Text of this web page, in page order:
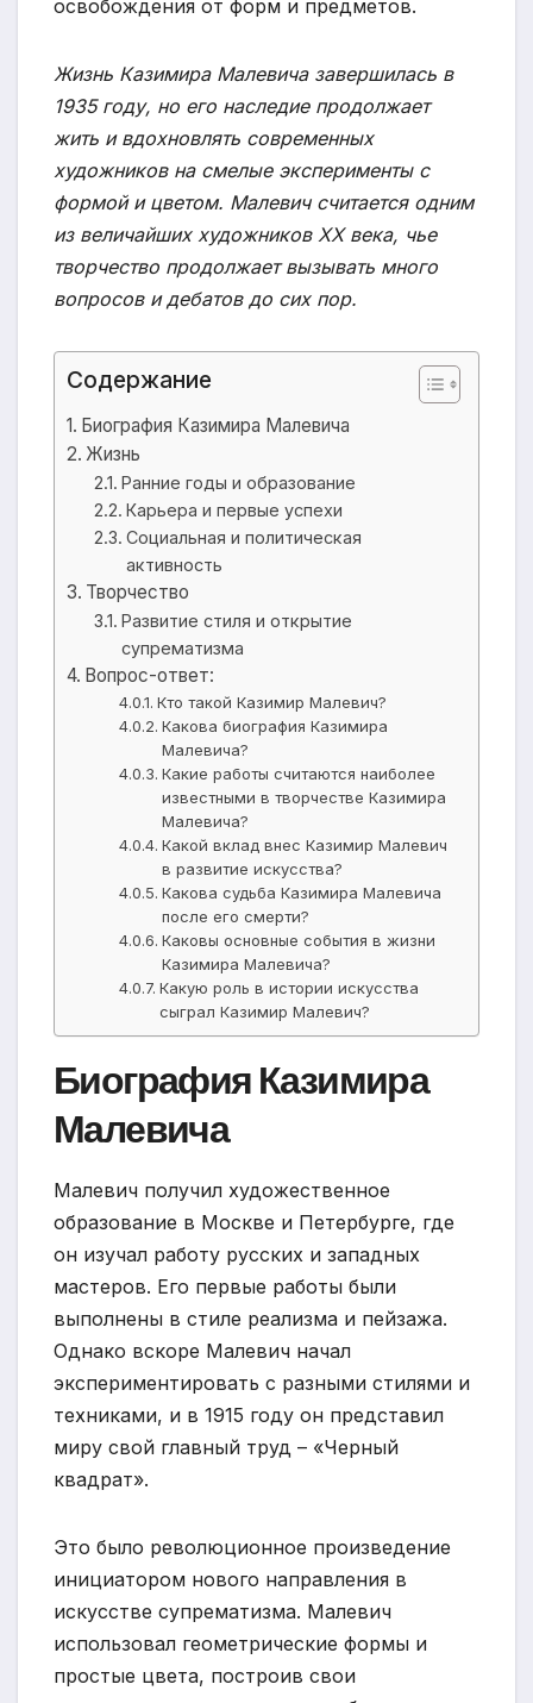
освобождения от форм и предметов.
Жизнь Казимира Малевича завершилась в
1935 году, но его наследие продолжает
жить и вдохновлять современных
художников на смелые эксперименты с
формой и цветом. Малевич считается одним
из величайших художников XX века, чье
творчество продолжает вызывать много
вопросов и дебатов до сих пор.
Содержание
Биография Казимира Малевича
Жизнь
Ранние годы и образование
Карьера и первые успехи
Социальная и политическая
активность
Творчество
Развитие стиля и открытие
супрематизма
Вопрос-ответ:
Кто такой Казимир Малевич?
Какова биография Казимира
Малевича?
Какие работы считаются наиболее
известными в творчестве Казимира
Малевича?
Какой вклад внес Казимир Малевич
в развитие искусства?
Какова судьба Казимира Малевича
после его смерти?
Каковы основные события в жизни
Казимира Малевича?
Какую роль в истории искусства
сыграл Казимир Малевич?
Биография Казимира
Малевича
Малевич получил художественное
образование в Москве и Петербурге, где
он изучал работу русских и западных
мастеров. Его первые работы были
выполнены в стиле реализма и пейзажа.
Однако вскоре Малевич начал
экспериментировать с разными стилями и
техниками, и в 1915 году он представил
миру свой главный труд – «Черный
квадрат».
Это было революционное произведение
инициатором нового направления в
искусстве супрематизма. Малевич
использовал геометрические формы и
простые цвета, построив свои